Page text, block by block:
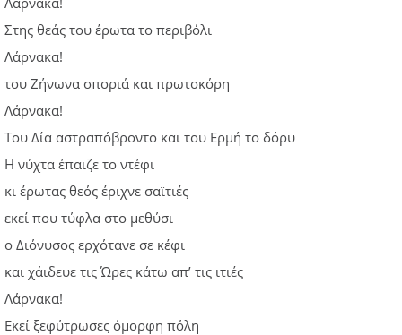
Στης θεάς του έρωτα το περιβόλι
Λάρνακα!
του Ζήνωνα σποριά και πρωτοκόρη
Λάρνακα!
Του Δία αστραπόβροντο και του Ερμή το δόρυ
Η νύχτα έπαιζε το ντέφι
κι έρωτας θεός έριχνε σαϊτιές
εκεί που τύφλα στο μεθύσι
ο Διόνυσος ερχότανε σε κέφι
και χάιδευε τις Ώρες κάτω απ’ τις ιτιές
Λάρνακα!
Εκεί ξεφύτρωσες όμορφη πόλη